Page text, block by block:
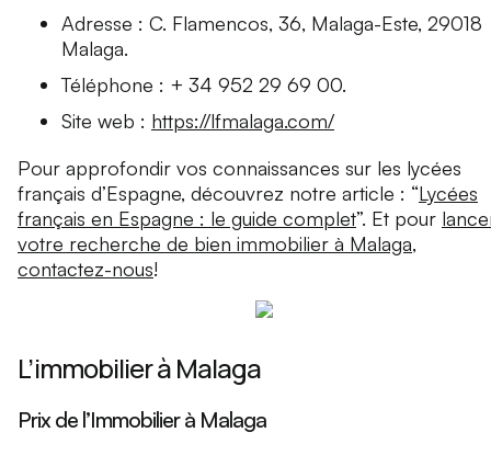
Adresse : C. Flamencos, 36, Malaga-Este, 29018
Malaga.
Téléphone : + 34 952 29 69 00.
Site web : https://lfmalaga.com/
Pour approfondir vos connaissances sur les lycées
français d’Espagne, découvrez notre article : “Lycées
français en Espagne : le guide complet”. Et pour
votre recherche de bien immobilier à Malaga,
contactez-nous!
L’immobilier à Malaga
Prix de l’Immobilier à Malaga